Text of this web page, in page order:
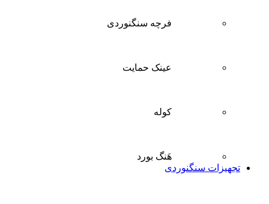
فرچه سنگنوردی
عینک حمایت
کوله
هَنگ بورد
تجهیزات سنگنوردی